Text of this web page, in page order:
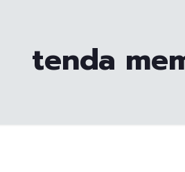
tenda